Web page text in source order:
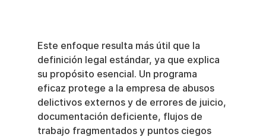
Este enfoque resulta más útil que la
definición legal estándar, ya que explica
su propósito esencial. Un programa
eficaz protege a la empresa de abusos
delictivos externos y de errores de juicio,
documentación deficiente, flujos de
trabajo fragmentados y puntos ciegos